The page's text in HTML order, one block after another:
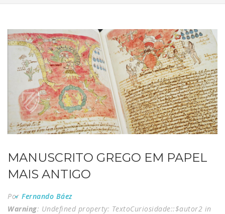
MANUSCRITO GREGO EM PAPEL
MAIS ANTIGO
Por Fernando Báez
Warning: Undefined property: TextoCuriosidade::$autor2 in